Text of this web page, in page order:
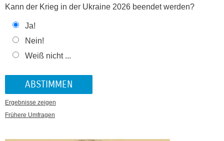
Kann der Krieg in der Ukraine 2026 beendet werden?
Ja!
Nein!
Weiß nicht ...
Ergebnisse zeigen
Frühere Umfragen